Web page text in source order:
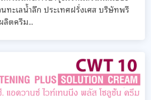
ทะเลน้ำลึก ประเทศฝรั่งเศส บริษัทพรี
ลิตครีม...